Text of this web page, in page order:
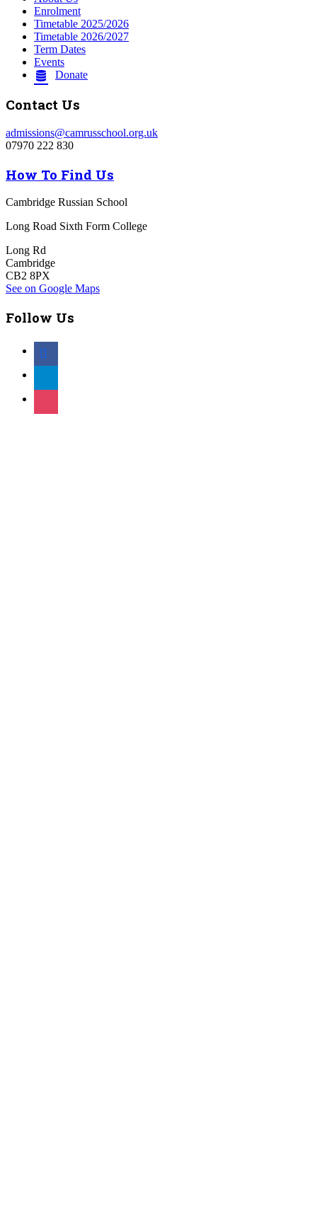
Enrolment
Timetable 2025/2026
Timetable 2026/2027
Term Dates
Events
Donate
Contact Us
admissions@camrusschool.org.uk
07970 222 830
How To Find Us
Cambridge Russian School
Long Road Sixth Form College
Long Rd
Cambridge
CB2 8PX
See on Google Maps
Follow Us
facebook
telegram
instagram